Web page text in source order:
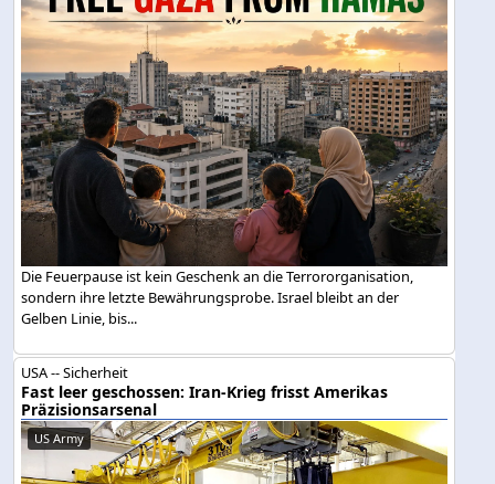
Die Feuerpause ist kein Geschenk an die Terrororganisation,
sondern ihre letzte Bewährungsprobe. Israel bleibt an der
Gelben Linie, bis...
USA -- Sicherheit
Fast leer geschossen: Iran-Krieg frisst Amerikas
Präzisionsarsenal
US Army